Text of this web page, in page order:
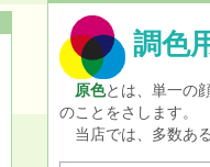
調色
原色とは、単一の
のことをさします。
当店では、多数あ